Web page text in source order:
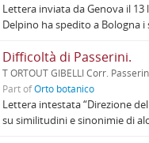
Lettera inviata da Genova il
Delpino ha spedito a Bologna
Difficoltà di Passerini.
T ORTOUT GIBELLI Corr.
Part ofOrto botanico
Lettera intestata “Direzione
su similitudini e sinonimie di